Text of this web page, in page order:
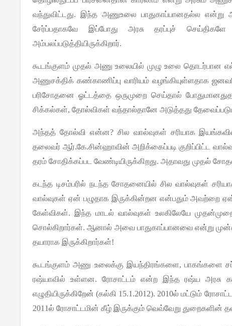
வந்துவிட்டது. இந்த அணுஉலை பாதுகாப்பானதல்ல என்று
சேர்ப்பதாகவே
இப்போது அரசு தரப்புச் செய்திகளே
அம்பலப்படுத்தியிருக்கிறார்.
கூடங்குளம் முதல் அணு உலையில் முழு உலை தொடர்பான
அணுசக்திக் கண்காணிப்பு வாரியம் வழங்கியுள்ளதாக
பரிசோதனை ஓட்டத்தை ஒருமுறை செய்தால்
சிக்கல்கள்,தோல்விகள் வந்தால்தானே அடுத்தது
அந்தத் தோல்வி என்ன? சில வால்வுகள் சரியாக
தலைவர் ஆர்.கே.சின்ஹாவின் அறிக்கைப்படி குறிப்பிட்ட
தரம் சோதிக்கப்பட வேண்டியிருக்கிறது.அதாவது முதல்
கடந்த டிசம்பரில் நடந்த சோதனையில் சில வால்வுகள்
வால்வுகள் ஏன் பழுதாக இருக்கின்றன என்பதும் அவற்றை
கேள்விகள். இந்த மாடல் வால்வுகள் உலகிலேயே
சொல்கிறார்கள்.ஆனால் அவை பாதுகாப்பானவை என்று
தயாராக இருக்கிறார்கள்!
கூடங்குளம் அணு உலைக்கு இயந்திரங்களை, பாகங்களை
ரஷ்யாவில்
உள்ளன. ரோசாட்டம் என்ற இந்த ரஷ்ய அரசு
எழுதியிருக்கிறேன் (கல்கி 15.1.2012). 2010ல் மட்டும்
2011ல் ரோசாட்டமின் கீழ் இருக்கும் வெவ்வேறு துறைகளின்